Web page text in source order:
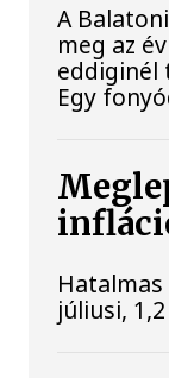
A
meg az
eddiginél
Egy
júliusi,